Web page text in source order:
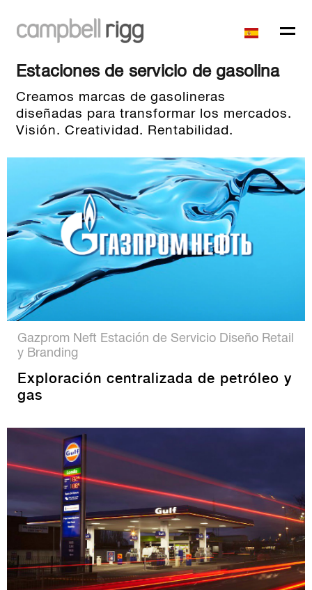
Estaciones de servicio de gasolina
Creamos marcas de gasolineras
diseñadas para transformar los mercados.
Visión. Creatividad. Rentabilidad.
Gazprom Neft Estación de Servicio Diseño Retail
y Branding
Exploración centralizada de petróleo y
gas